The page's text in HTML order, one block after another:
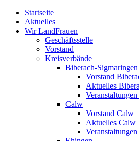
Zum
Inhalt
springen
Startseite
Aktuelles
Wir LandFrauen
Geschäftsstelle
Vorstand
Kreisverbände
Biberach-Sigmaringen
Vorstand
Aktuelles
Calw
Vorstand Calw
Aktuelles Calw